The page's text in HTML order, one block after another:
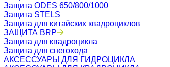
Защита ODES 650/800/1000
Защита STELS
Защита для китайских квадроциклов
ЗАЩИТА BRP
Защита для квадроцикла
Защита для снегохода
АКСЕССУАРЫ ДЛЯ ГИДРОЦИКЛА